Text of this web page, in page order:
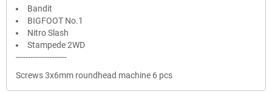
Bandit
BIGFOOT No.1
Nitro Slash
Stampede 2WD
---------------------
Screws 3x6mm roundhead machine 6 pcs